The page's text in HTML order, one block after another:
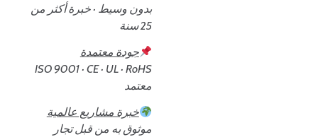
بدون وسيط · خبرة أكثر من
25 سنة
جودة معتمدة
ISO 9001 · CE · UL · RoHS
معتمد
خبرة مشاريع عالمية
موثوق به من قبل تجار